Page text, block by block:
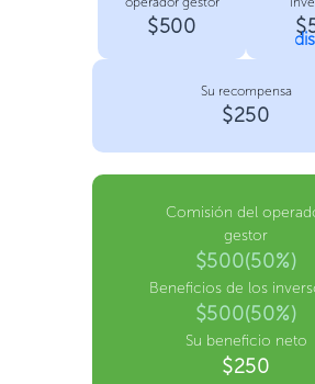
$500
Su recompensa
$250
Comisión del
gestor
$500(50%)
Beneficios de los
$500(50%)
Su beneficio neto
$250